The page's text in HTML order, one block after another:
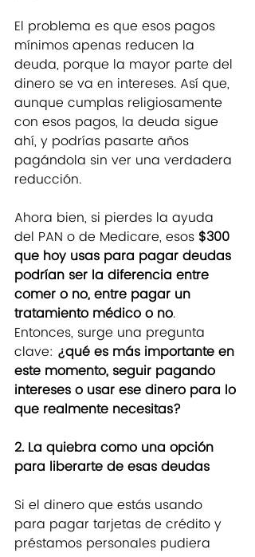
El problema es que esos pagos
mínimos apenas reducen la
deuda, porque la mayor parte del
dinero se va en intereses. Así que,
aunque cumplas religiosamente
con esos pagos, la deuda sigue
ahí, y podrías pasarte años
pagándola sin ver una verdadera
reducción.
Ahora bien, si pierdes la ayuda
del PAN o de Medicare, esos $300
que hoy usas para pagar deudas
podrían ser la diferencia entre
comer o no, entre pagar un
tratamiento médico o no.
Entonces, surge una pregunta
clave: ¿qué es más importante en
este momento, seguir pagando
intereses o usar ese dinero para lo
que realmente necesitas?
2. La quiebra como una opción
para liberarte de esas deudas
Si el dinero que estás usando
para pagar tarjetas de crédito y
préstamos personales pudiera